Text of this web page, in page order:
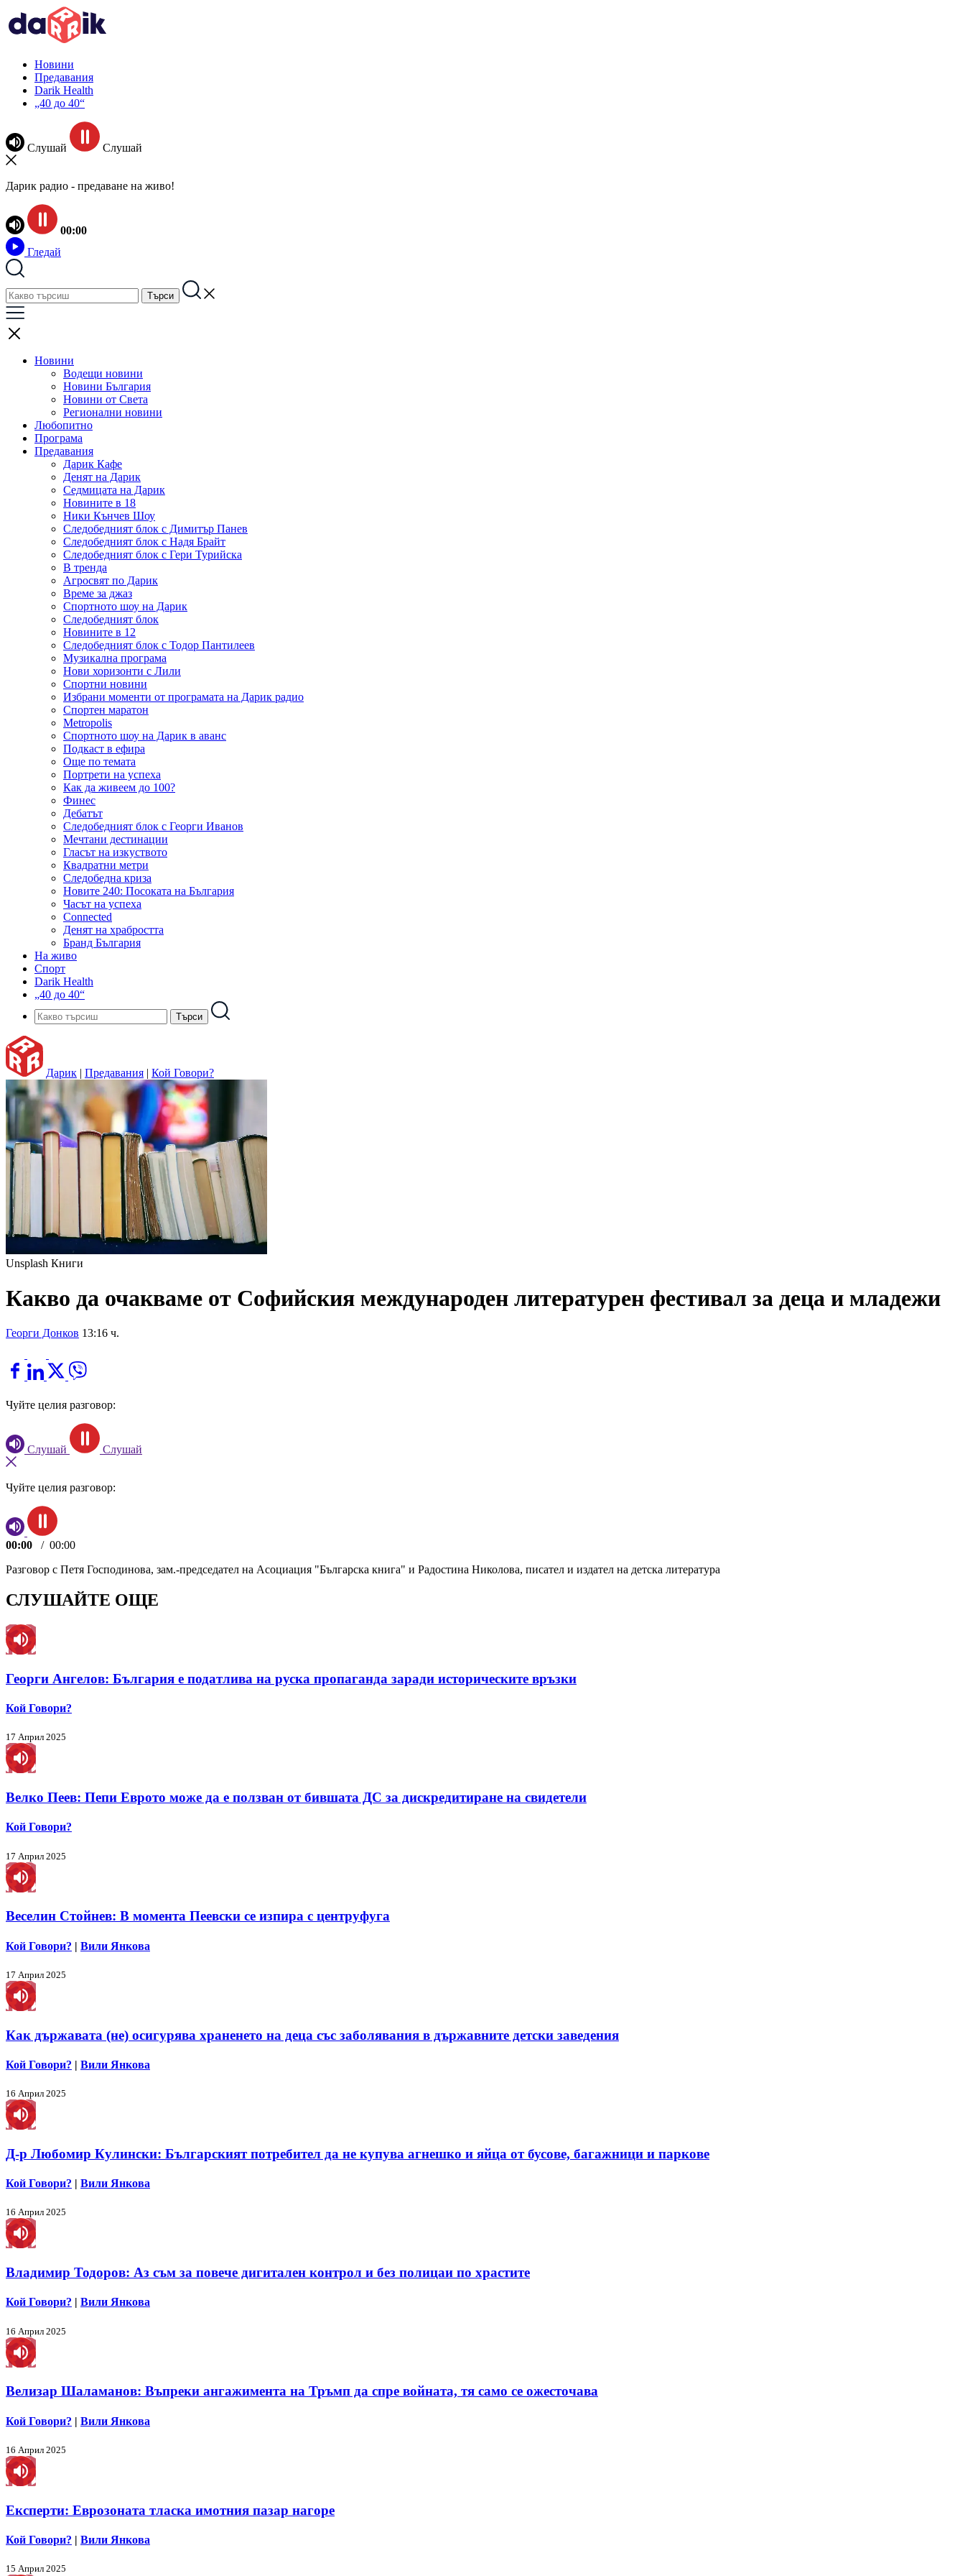
Новини
Предавания
Darik Health
„40 до 40“
Слушай Слушай
Дарик радио - предаване на живо!
00:00
Гледай
Новини
Водещи новини
Новини България
Новини от Света
Регионални новини
Любопитно
Програма
Предавания
Дарик Кафе
Денят на Дарик
Седмицата на Дарик
Новините в 18
Ники Кънчев Шоу
Следобедният блок с Димитър Панев
Следобедният блок с Надя Брайт
Следобедният блок с Гери Турийска
В тренда
Агросвят по Дарик
Време за джаз
Спортното шоу на Дарик
Следобедният блок
Новините в 12
Следобедният блок с Тодор Пантилеев
Музикална програма
Нови хоризонти с Лили
Спортни новини
Избрани моменти от програмата на Дарик радио
Спортен маратон
Metropolis
Спортното шоу на Дарик в аванс
Подкаст в ефира
Още по темата
Портрети на успеха
Как да живеем до 100?
Финес
Дебатът
Следобедният блок с Георги Иванов
Мечтани дестинации
Гласът на изкуството
Квадратни метри
Следобедна криза
Новите 240: Посоката на България
Часът на успеха
Connected
Денят на храбростта
Бранд България
На живо
Спорт
Darik Health
„40 до 40“
Дарик | Предавания | Кой Говори?
Unsplash Книги
Какво да очакваме от Софийския международен литературен фестивал за деца и младежи
Георги Донков 13:16 ч.
Чуйте целия разговор:
Слушай Слушай
Чуйте целия разговор:
00:00 / 00:00
Разговор с Петя Господинова, зам.-председател на Асоциация "Българска книга" и Радостина Николова, писател и издател на детска литература
СЛУШАЙТЕ ОЩЕ
Георги Ангелов: България е податлива на руска пропаганда заради историческите връзки
Кой Говори?
17 Април 2025
Велко Пеев: Пепи Еврото може да е ползван от бившата ДС за дискредитиране на свидетели
Кой Говори?
17 Април 2025
Веселин Стойнев: В момента Пеевски се изпира с центруфуга
Кой Говори? | Вили Янкова
17 Април 2025
Как държавата (не) осигурява храненето на деца със заболявания в държавните детски заведения
Кой Говори? | Вили Янкова
16 Април 2025
Д-р Любомир Кулински: Българският потребител да не купува агнешко и яйца от бусове, багажници и паркове
Кой Говори? | Вили Янкова
16 Април 2025
Владимир Тодоров: Аз съм за повече дигитален контрол и без полицаи по храстите
Кой Говори? | Вили Янкова
16 Април 2025
Велизар Шаламанов: Въпреки ангажимента на Тръмп да спре войната, тя само се ожесточава
Кой Говори? | Вили Янкова
16 Април 2025
Експерти: Еврозоната тласка имотния пазар нагоре
Кой Говори? | Вили Янкова
15 Април 2025